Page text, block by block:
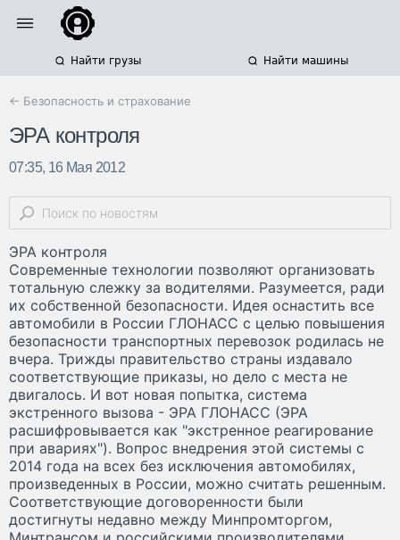
Найти грузы Найти машины
← Безопасность и страхование
ЭРА контроля
07:35, 16 Мая 2012
ЭРА контроля
Современные технологии позволяют организовать
тотальную слежку за водителями. Разумеется, ради
их собственной безопасности. Идея оснастить все
автомобили в России ГЛОНАСС с целью повышения
безопасности транспортных перевозок родилась не
вчера. Трижды правительство страны издавало
соответствующие приказы, но дело с места не
двигалось. И вот новая попытка, система
экстренного вызова - ЭРА ГЛОНАСС (ЭРА
расшифровывается как "экстренное реагирование
при авариях"). Вопрос внедрения этой системы с
2014 года на всех без исключения автомобилях,
произведенных в России, можно считать решенным.
Соответствующие договоренности были
достигнуты недавно между Минпромторгом,